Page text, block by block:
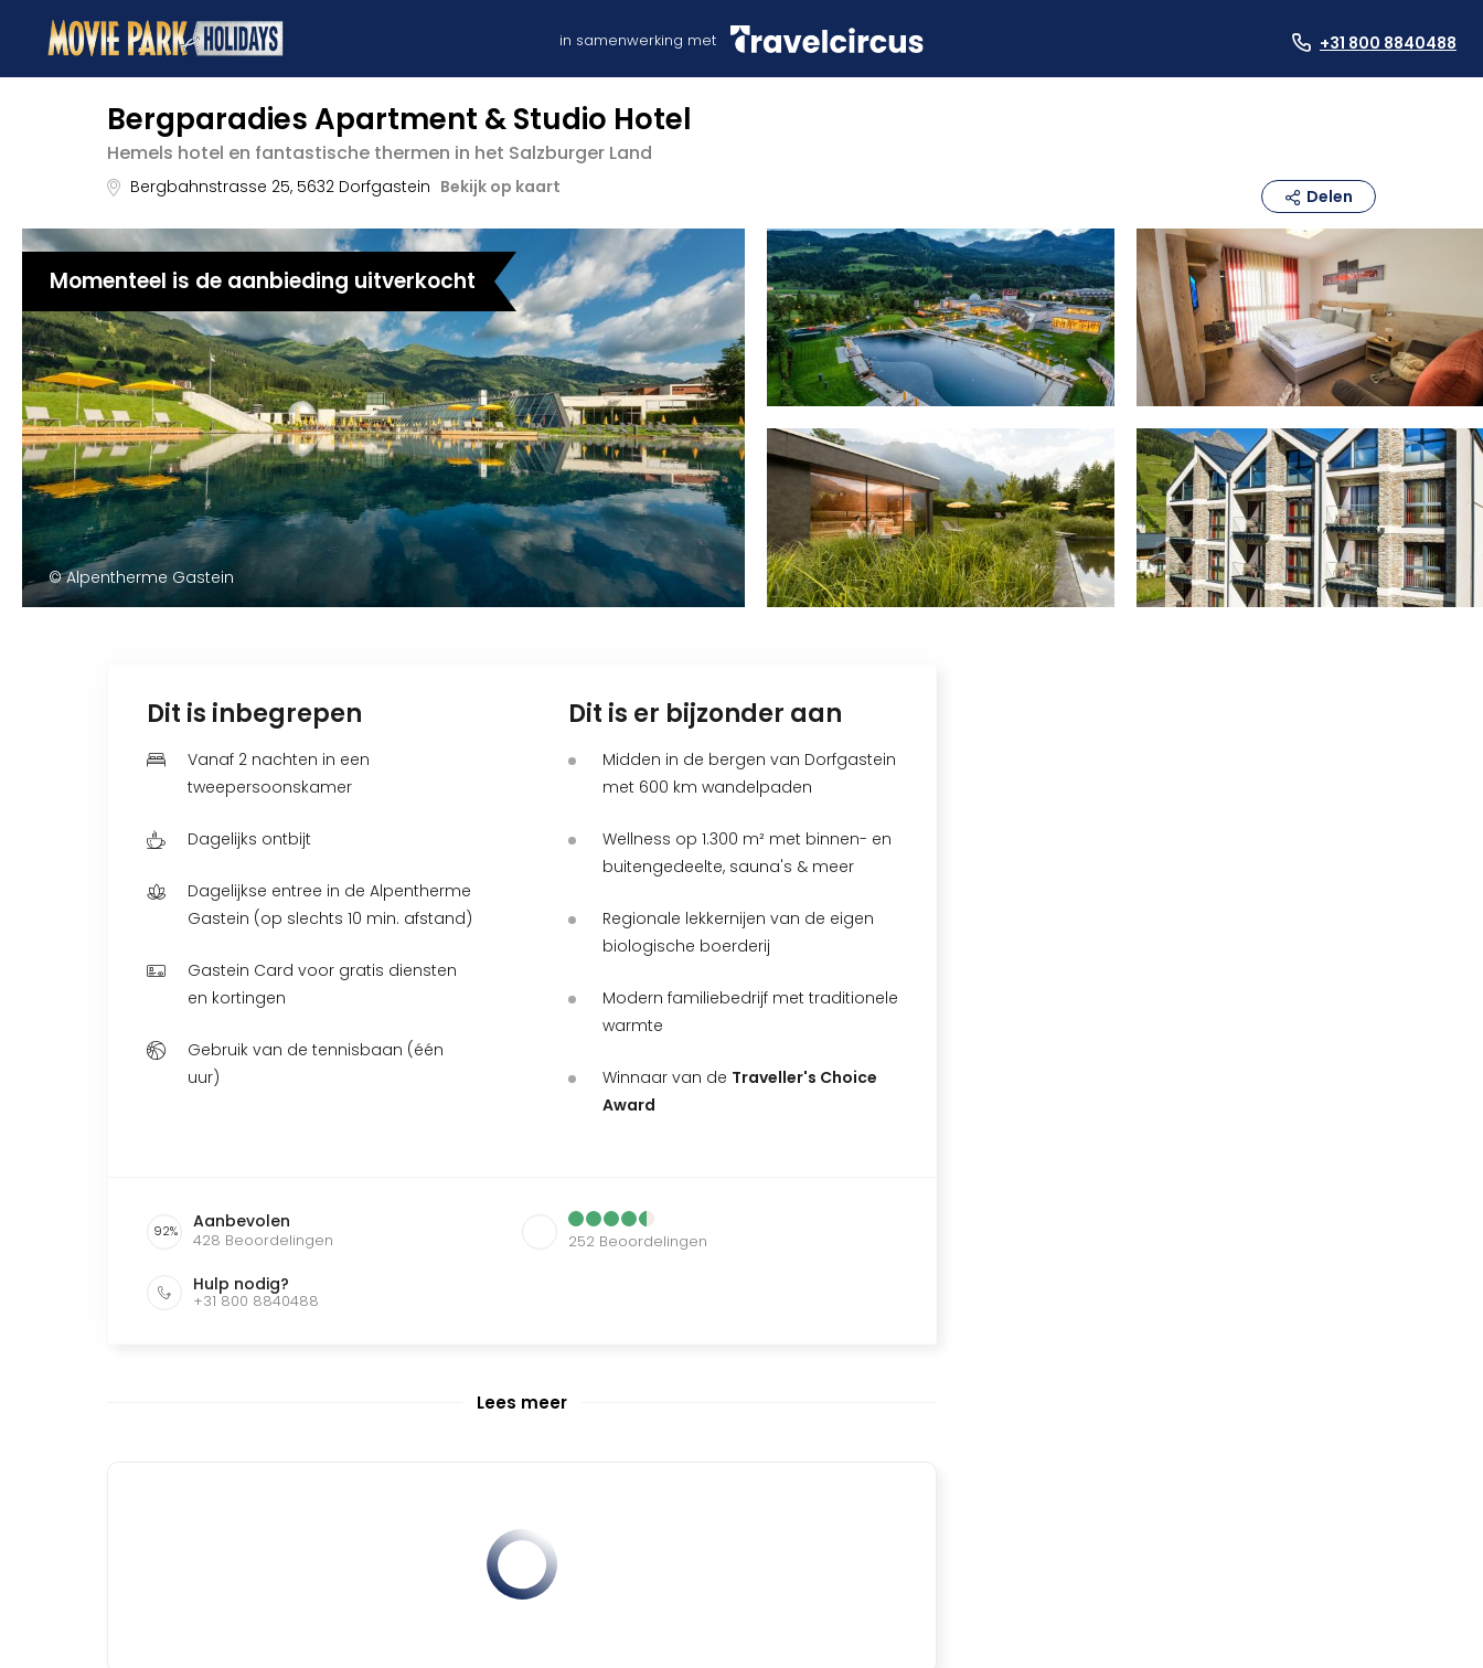
in samenwerking met +31 800 8840488
Bergparadies Apartment & Studio Hotel
Hemels hotel en fantastische thermen in het Salzburger Land
Bergbahnstrasse 25, 5632 Dorfgastein Bekijk op kaart Delen
Momenteel is de aanbieding uitverkocht
© Alpentherme Gastein
Dit is inbegrepen
Vanaf 2 nachten in een
tweepersoonskamer
Dagelijks ontbijt
Dagelijkse entree in de Alpentherme
Gastein (op slechts 10 min. afstand)
Gastein Card voor gratis diensten
en kortingen
Gebruik van de tennisbaan (één
uur)
Dit is er bijzonder aan
Midden in de bergen van Dorfgastein
met 600 km wandelpaden
Wellness op 1.300 m² met binnen- en
buitengedeelte, sauna's & meer
Regionale lekkernijen van de eigen
biologische boerderij
Modern familiebedrijf met traditionele
warmte
Winnaar van de Traveller's Choice
Award
92% Aanbevolen
428 Beoordelingen 252 Beoordelingen
Hulp nodig?
+31 800 8840488
Lees meer